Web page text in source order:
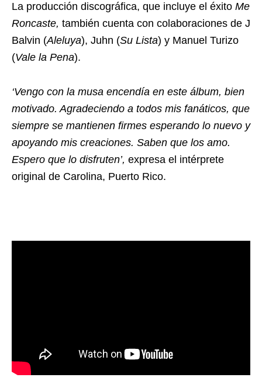
La producción discográfica, que incluye el éxito Me
Roncaste, también cuenta con colaboraciones de J
Balvin (Aleluya), Juhn (Su Lista) y Manuel Turizo
(Vale la Pena).
‘Vengo con la musa encendía en este álbum, bien
motivado. Agradeciendo a todos mis fanáticos, que
siempre se mantienen firmes esperando lo nuevo y
apoyando mis creaciones. Saben que los amo.
Espero que lo disfruten’, expresa el intérprete
original de Carolina, Puerto Rico.